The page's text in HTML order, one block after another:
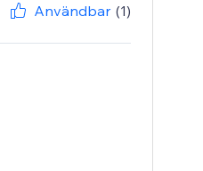
Användbar (1)